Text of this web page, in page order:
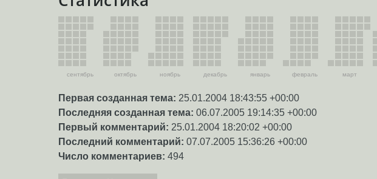
сентябрь октябрь ноябрь декабрь январь февраль март
Первая созданная тема: 25.01.2004 18:43:55 +00:00
Последняя созданная тема: 06.07.2005 19:14:35 +00:00
Первый комментарий: 25.01.2004 18:20:02 +00:00
Последний комментарий: 07.07.2005 15:36:26 +00:00
Число комментариев: 494